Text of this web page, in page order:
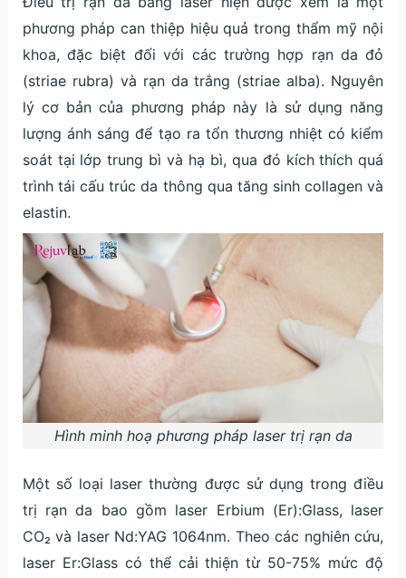
phương pháp can thiệp hiệu quả trong thẩm mỹ nội
khoa, đặc biệt đối với các trường hợp rạn da đỏ
(striae rubra) và rạn da trắng (striae alba). Nguyên
lý cơ bản của phương pháp này là sử dụng năng
lượng ánh sáng để tạo ra tổn thương nhiệt có kiểm
soát tại lớp trung bì và hạ bì, qua đó kích thích quá
trình tái cấu trúc da thông qua tăng sinh collagen và
elastin.
Hình minh hoạ phương pháp laser trị rạn da
Một số loại laser thường được sử dụng trong điều
trị rạn da bao gồm laser Erbium (Er):Glass, laser
CO₂ và laser Nd:YAG 1064nm. Theo các nghiên cứu,
laser Er:Glass có thể cải thiện từ 50-75% mức độ